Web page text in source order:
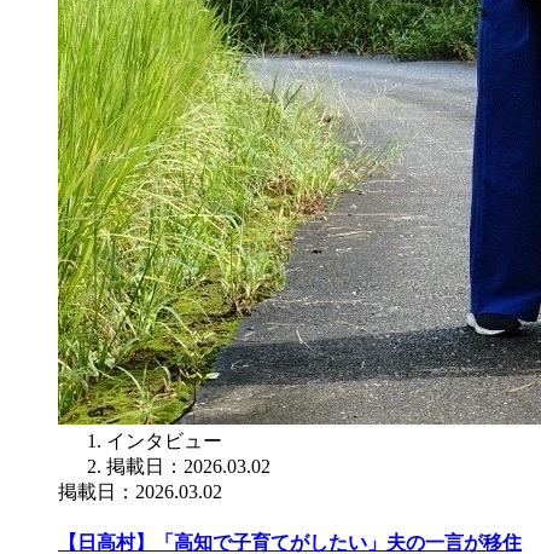
インタビュー
掲載日：2026.03.02
掲載日：2026.03.02
【日高村】「高知で子育てがしたい」夫の一言が移住